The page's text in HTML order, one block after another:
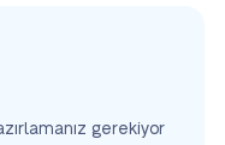
gerekiyor